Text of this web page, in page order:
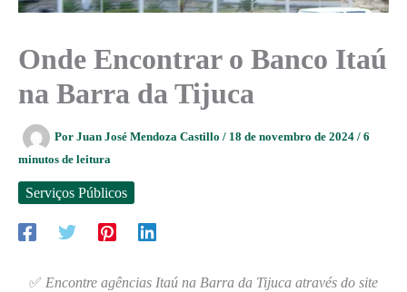
Onde Encontrar o Banco Itaú
na Barra da Tijuca
Por Juan José Mendoza Castillo / 18 de novembro de 2024 / 6
minutos de leitura
Serviços Públicos
✅ Encontre agências Itaú na Barra da Tijuca através do site